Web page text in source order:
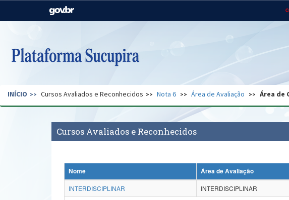
Casa Civil
Pecuária e Abastecimento
Ministério do
Regional
Secretaria de Governo Gabinete de Segurança Advocacia-Geral
INÍCIO Cursos Avaliados e Reconhecidos Nota 6 Área de Avaliação Área de
Cursos Avaliados e Reconhecidos
Nome
Área de Avaliação
INTERDISCIPLINAR
INTERDISCIPLINAR